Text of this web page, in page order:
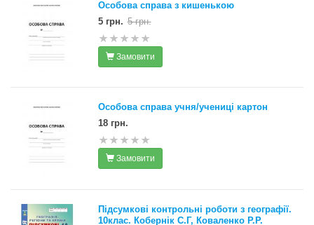
Особова справа з кишенькою
5 грн. 5 грн.
Замовити
Особова справа учня/учениці картон
18 грн.
Замовити
Підсумкові контрольні роботи з географії.
10клас. Кобернік С.Г, Коваленко Р.Р.